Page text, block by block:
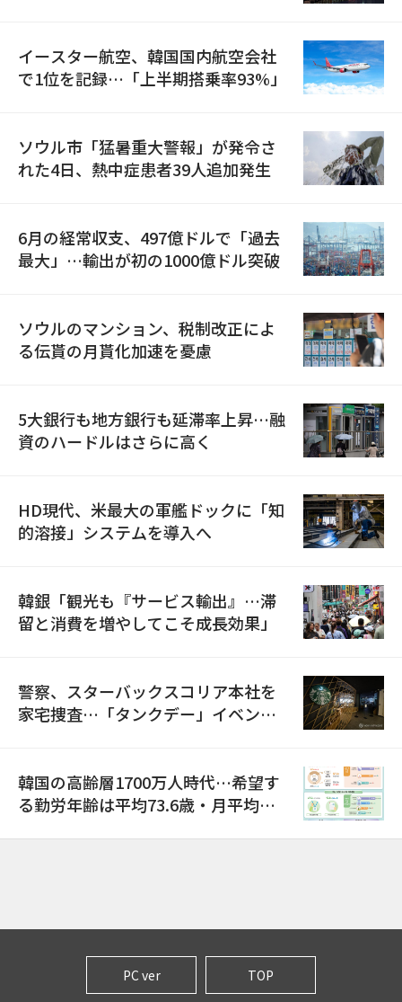
イースター航空、韓国国内航空会社
で1位を記録…「上半期搭乗率93%」
ソウル市「猛暑重大警報」が発令さ
れた4日、熱中症患者39人追加発生
6月の経常収支、497億ドルで「過去
最大」…輸出が初の1000億ドル突破
ソウルのマンション、税制改正によ
る伝貰の月貰化加速を憂慮
5大銀行も地方銀行も延滞率上昇…融
資のハードルはさらに高く
HD現代、米最大の軍艦ドックに「知
的溶接」システムを導入へ
韓銀「観光も『サービス輸出』…滞
留と消費を増やしてこそ成長効果」
警察、スターバックスコリア本社を
家宅捜査…「タンクデー」イベント
韓国の高齢層1700万人時代…希望す
る勤労年齢は平均73.6歳・月平均賃
PC ver TOP